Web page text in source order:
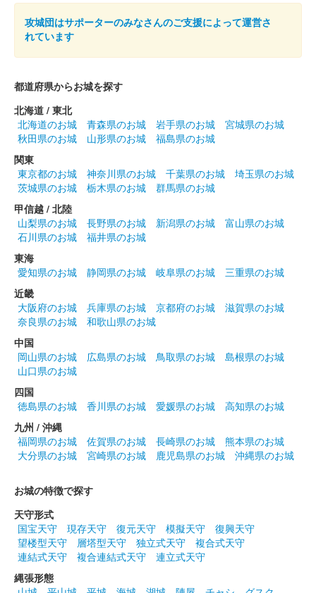
て販売された、小丸城の限定御城印。文字は金箔押し。
攻城団はサポーターのみなさんのご支援によって運営さ
れています
都道府県からお城を探す
北海道 / 東北
北海道のお城
青森県のお城 岩手県のお城
宮城県のお城
秋田県のお城
山形県のお城
福島県のお城
関東
東京都のお城
神奈川県のお城 千葉県のお城
埼玉県のお城
茨城県のお城
栃木県のお城
群馬県のお城
甲信越 / 北陸
山梨県のお城
長野県のお城 新潟県のお城
富山県のお城
石川県のお城
福井県のお城
東海
愛知県のお城
静岡県のお城 岐阜県のお城
三重県のお城
近畿
大阪府のお城
兵庫県のお城 京都府のお城
滋賀県のお城
奈良県のお城
和歌山県のお城
中国
岡山県のお城
広島県のお城 鳥取県のお城
島根県のお城
山口県のお城
四国
徳島県のお城
香川県のお城 愛媛県のお城
高知県のお城
九州 / 沖縄
福岡県のお城
佐賀県のお城 長崎県のお城
熊本県のお城
大分県のお城
宮崎県のお城 鹿児島県のお城 沖縄県のお城
お城の特徴で探す
天守形式
国宝天守
現存天守 復元天守 模擬天守
復興天守
望楼型天守
層塔型天守 独立式天守
複合式天守
連結式天守
複合連結式天守
連立式天守
縄張形態